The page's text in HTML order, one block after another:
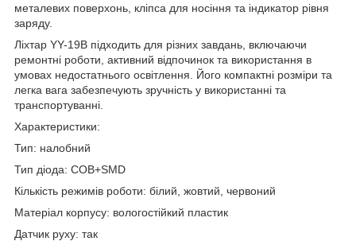
металевих поверхонь, кліпса для носіння та індикатор рівня
заряду.
Ліхтар YY-19B підходить для різних завдань, включаючи
ремонтні роботи, активний відпочинок та використання в
умовах недостатнього освітлення. Його компактні розміри та
легка вага забезпечують зручність у використанні та
транспортуванні.
Характеристики:
Тип: налобний
Тип діода: COB+SMD
Кількість режимів роботи: білий, жовтий, червоний
Матеріал корпусу: вологостійкий пластик
Датчик руху: так